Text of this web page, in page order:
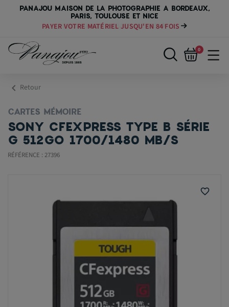
PANAJOU MAISON DE LA PHOTOGRAPHIE A BORDEAUX,
PARIS, TOULOUSE ET NICE
PAYER VOTRE MATÉRIEL JUSQU'EN 84 FOIS
0
chevron_left Retour
CARTES MÉMOIRE
SONY CFEXPRESS TYPE B SÉRIE
G 512GO 1700/1480 MB/S
RÉFÉRENCE : 27396
favorite_border